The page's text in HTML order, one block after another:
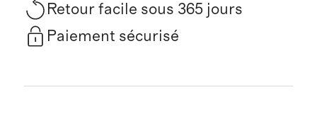
Retour facile sous 365 jours
Paiement sécurisé